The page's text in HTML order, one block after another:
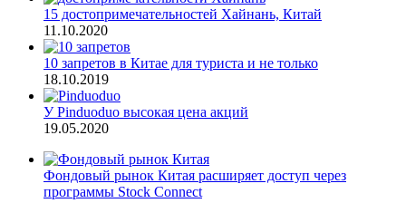
15 достопримечательностей Хайнань, Китай
11.10.2020
10 запретов в Китае для туриста и не только
18.10.2019
У Pinduoduo высокая цена акций
19.05.2020
Фондовый рынок Китая расширяет доступ через
программы Stock Connect